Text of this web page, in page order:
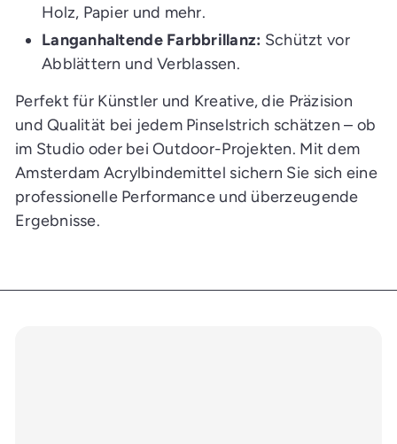
Holz, Papier und mehr.
Langanhaltende Farbbrillanz: Schützt vor
Abblättern und Verblassen.
Perfekt für Künstler und Kreative, die Präzision
und Qualität bei jedem Pinselstrich schätzen – ob
im Studio oder bei Outdoor-Projekten. Mit dem
Amsterdam Acrylbindemittel sichern Sie sich eine
professionelle Performance und überzeugende
Ergebnisse.